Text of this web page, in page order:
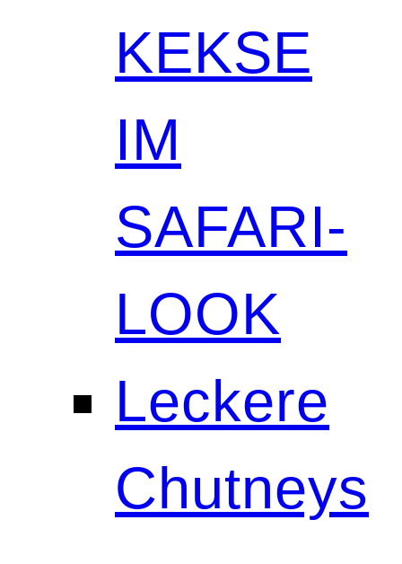
KEKSE
IM
SAFARI-
LOOK
Leckere
Chutneys